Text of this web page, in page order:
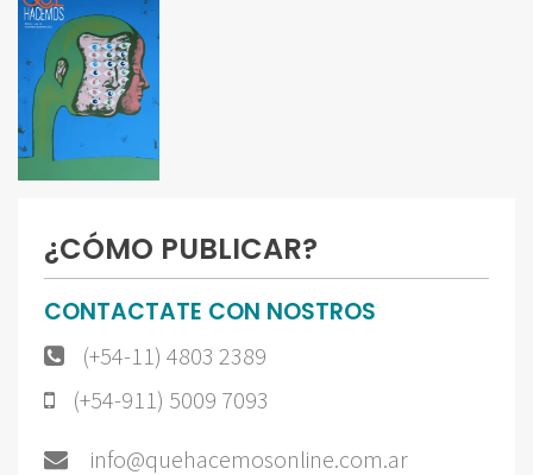
¿CÓMO PUBLICAR?
CONTACTATE CON NOSTROS
(+54-11) 4803 2389
(+54-911) 5009 7093
info@quehacemosonline.com.ar